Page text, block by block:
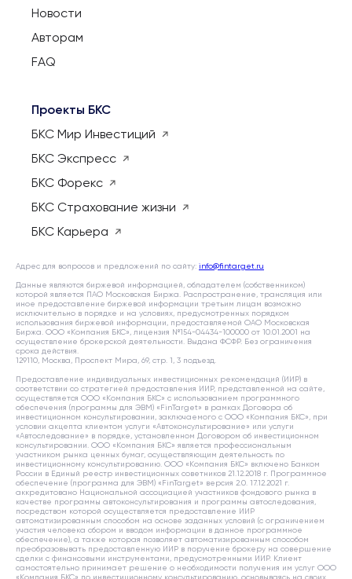
Новости
Авторам
FAQ
Проекты БКС
БКС Мир Инвестиций
БКС Экспресс
БКС Форекс
БКС Страхование жизни
БКС Карьера
Адрес для вопросов и предложений по сайту: info@fintarget.ru
Данные являются биржевой информацией, обладателем (собственником)
которой является ПАО Московская Биржа. Распространение, трансляция или
иное предоставление биржевой информации третьим лицам возможно
исключительно в порядке и на условиях, предусмотренных порядком
использования биржевой информации, предоставляемой ОАО Московская
Биржа. ООО «Компания БКС», лицензия №154-04434-100000 от 10.01.2001 на
осуществление брокерской деятельности. Выдана ФСФР. Без ограничения
срока действия.
129110, Москва, Проспект Мира, 69, стр. 1, 3 подъезд.
Предоставление индивидуальных инвестиционных рекомендаций (ИИР) в
соответствии со стратегией предоставления ИИР, представленной на сайте,
осуществляется ООО «Компания БКС» с использованием программного
обеспечения (программы для ЭВМ) «FinTarget» в рамках Договора об
инвестиционном консультировании, заключаемого с ООО «Компания БКС», при
условии акцепта клиентом услуги «Автоконсультирование» или услуги
«Автоследование» в порядке, установленном Договором об инвестиционном
консультировании. ООО «Компания БКС» является профессиональным
участником рынка ценных бумаг, осуществляющим деятельность по
инвестиционному консультированию. ООО «Компания БКС» включено Банком
России в Единый реестр инвестиционных советников 21.12.2018 г. Программное
обеспечение (программа для ЭВМ) «FinTarget» версия 2.0. 17.12.2021 г.
аккредитовано Национальной ассоциацией участников фондового рынка в
качестве программы автоконсультирования и программы автоследования,
посредством которой осуществляется предоставление ИИР
автоматизированным способом на основе заданных условий (с ограничением
участия человека сбором и вводом информации в данное программное
обеспечение), а также которая позволяет автоматизированным способом
преобразовывать предоставленную ИИР в поручение брокеру на совершение
сделки с финансовыми инструментами, предусмотренными ИИР. Клиент
самостоятельно принимает решение о необходимости получения им услуг ООО